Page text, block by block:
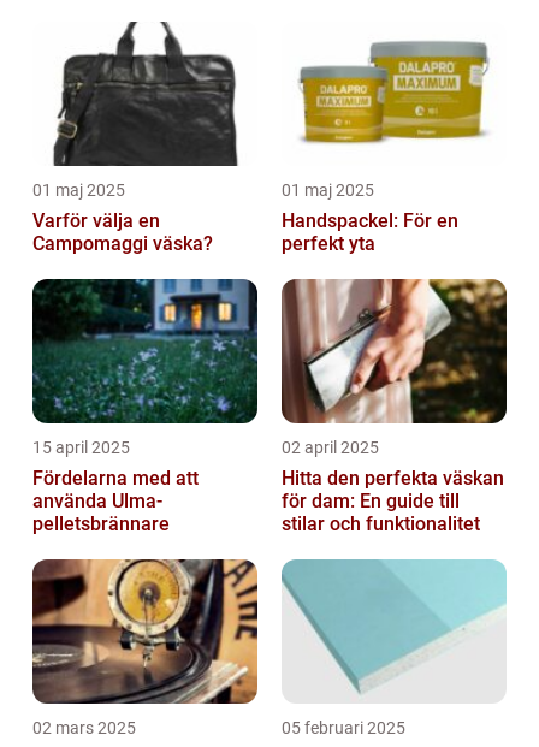
01 maj 2025
Varför välja en
Campomaggi väska?
01 maj 2025
Handspackel: För en
perfekt yta
15 april 2025
Fördelarna med att
använda Ulma-
pelletsbrännare
02 april 2025
Hitta den perfekta väskan
för dam: En guide till
stilar och funktionalitet
02 mars 2025 05 februari 2025